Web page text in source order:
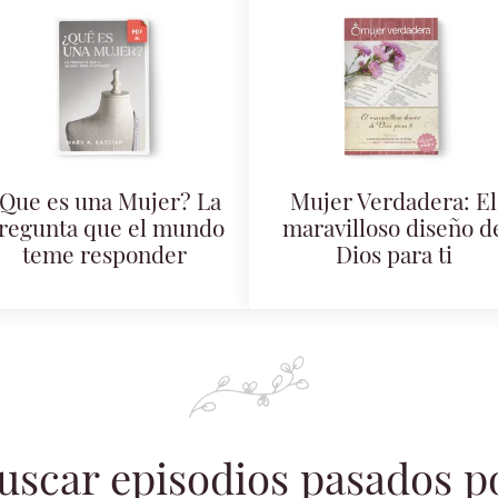
es una Mujer? La
que el mundo
teme responder
Mujer Verdadera: El
maravilloso diseño
Dios para ti
episodios pasados